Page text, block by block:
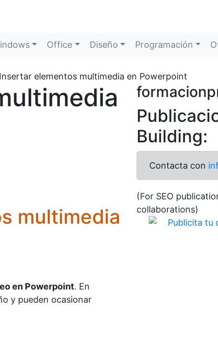
Office Diseño Programación
Insertar elementos multimedia en Powerpoint
multimedia
en Powerpoint. En
y pueden ocasionar
Building:
Contacta con
(For SEO
collaborations)